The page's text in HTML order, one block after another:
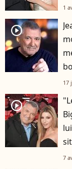
1
player2
17
player2
7